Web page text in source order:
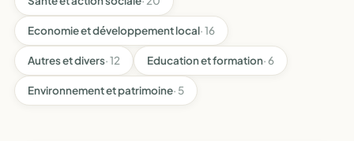
Economie et développement local· 16
Autres et divers· 12 Education et formation· 6
Environnement et patrimoine· 5